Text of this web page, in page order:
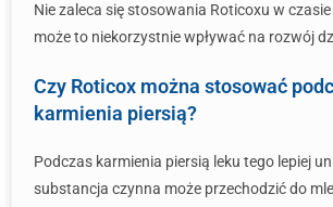
Nie zaleca się stosowania Roticoxu w
może to niekorzystnie wpływać na rozwój
Czy Roticox można stosować
karmienia piersią?
Podczas karmienia piersią leku tego lepiej
substancja czynna może przechodzić do